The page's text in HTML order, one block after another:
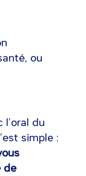
ou
du
simple :
de